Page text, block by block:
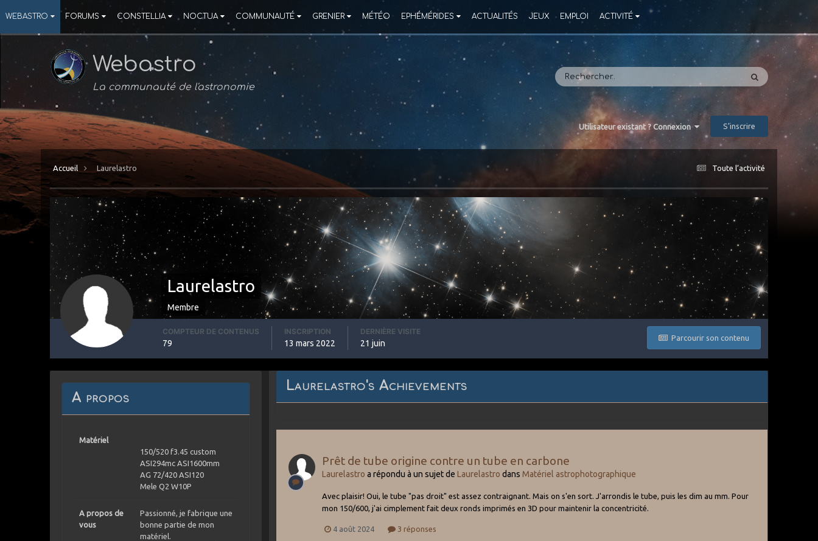
WEBASTRO FORUMS CONSTELLIA NOCTUA COMMUNAUTÉ GRENIER MÉTÉO EPHÉMÉRIDES ACTUALITÉS JEUX EMPLOI ACTIVITÉ
Webastro
La communauté de l'astronomie
Utilisateur existant ? Connexion S’inscrire
Toute l’activité
Accueil Laurelastro
Laurelastro
Membre
Parcourir son contenu
COMPTEUR DE CONTENUS
79
INSCRIPTION
13 mars 2022
DERNIÈRE VISITE
21 juin
A propos
Matériel
150/520 f3.45 custom
ASI294mc ASI1600mm
AG 72/420 ASI120
Mele Q2 W10P
A propos de
vous
Passionné, je fabrique une
bonne partie de mon
matériel.
Laurelastro's Achievements
Prêt de tube origine contre un tube en carbone
Laurelastro a répondu à un sujet deLaurelastro dansMatériel astrophotographique
Avec plaisir! Oui, le tube "pas droit" est assez contraignant. Mais on s'en sort. J'arrondis le tube, puis les dim au mm. Pour
mon 150/600, j'ai cimplement fait deux ronds imprimés en 3D pour maintenir la concentricité.
4 août 2024 3 réponses